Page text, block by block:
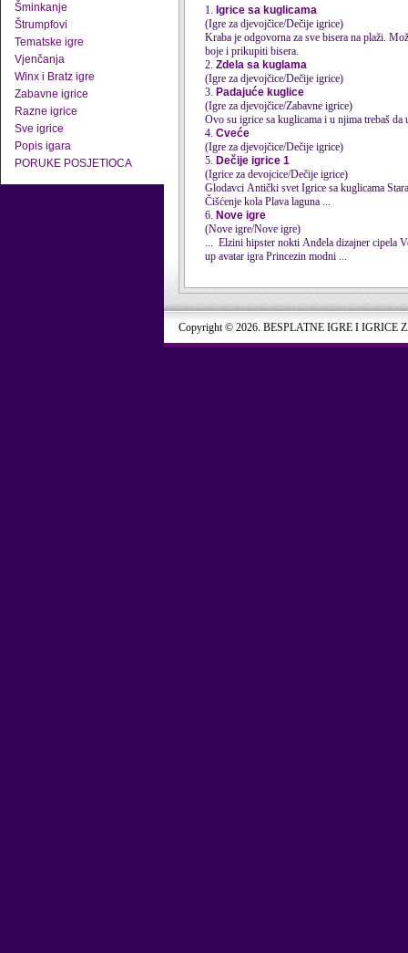
Šminkanje
Štrumpfovi
Tematske igre
Vjenčanja
Winx i Bratz igre
Zabavne igrice
Razne igrice
Sve igrice
Popis igara
PORUKE POSJETIOCA
1. Igrice sa kuglicama
(Igre za djevojčice/Dečije igrice)
Kraba je odgovorna za sve bisera na plaži.
boje i prikupiti bisera.
2. Zdela sa kuglama
(Igre za djevojčice/Dečije igrice)
3. Padajuće kuglice
(Igre za djevojčice/Zabavne igrice)
Ovo su igrice sa kuglicama i u njima trebaš
4. Cveće
(Igre za djevojčice/Dečije igrice)
5. Dečije igrice 1
(Igrice za devojcice/Dečije igrice)
Glodavci Antički svetIgrice sa kuglicama
Čišćenje kola Plava laguna ...
6. Nove igre
(Nove igre/Nove igre)
up avatar igra Princezin modni ...
Copyright © 2026. BESPLATNE IGRE I IGRICE